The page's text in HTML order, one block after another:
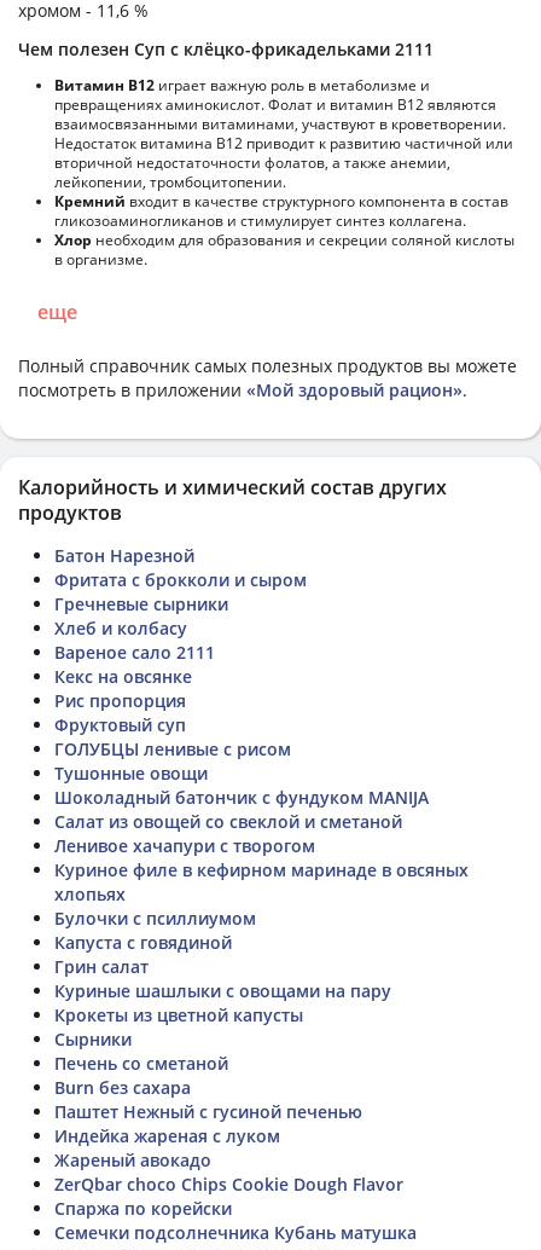
хромом - 11,6 %
Чем полезен Суп с клёцко-фрикадельками 2111
Витамин В12 играет важную роль в метаболизме и
превращениях аминокислот. Фолат и витамин В12 являются
взаимосвязанными витаминами, участвуют в кроветворении.
Недостаток витамина В12 приводит к развитию частичной или
вторичной недостаточности фолатов, а также анемии,
лейкопении, тромбоцитопении.
Кремний входит в качестве структурного компонента в состав
гликозоаминогликанов и стимулирует синтез коллагена.
Хлор необходим для образования и секреции соляной кислоты
в организме.
еще
Полный справочник самых полезных продуктов вы можете
посмотреть в приложении «Мой здоровый рацион».
Калорийность и химический состав других
продуктов
Батон Нарезной
Фритата с брокколи и сыром
Гречневые сырники
Хлеб и колбасу
Вареное сало 2111
Кекс на овсянке
Рис пропорция
Фруктовый суп
ГОЛУБЦЫ ленивые с рисом
Тушонные овощи
Шоколадный батончик с фундуком MANIJA
Салат из овощей со свеклой и сметаной
Ленивое хачапури с творогом
Куриное филе в кефирном маринаде в овсяных
хлопьях
Булочки с псиллиумом
Капуста с говядиной
Грин салат
Куриные шашлыки с овощами на пару
Крокеты из цветной капусты
Сырники
Печень со сметаной
Burn без сахара
Паштет Нежный с гусиной печенью
Индейка жареная с луком
Жареный авокадо
ZerQbar choco Chips Cookie Dough Flavor
Спаржа по корейски
Семечки подсолнечника Кубань матушка